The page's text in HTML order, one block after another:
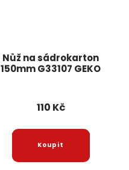
Nůž na sádrokarton
150mm G33107 GEKO
110 Kč